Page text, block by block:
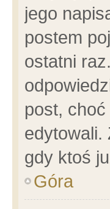
jego
postem
ostatni
post,
edytowali.
gdy ktoś
Góra